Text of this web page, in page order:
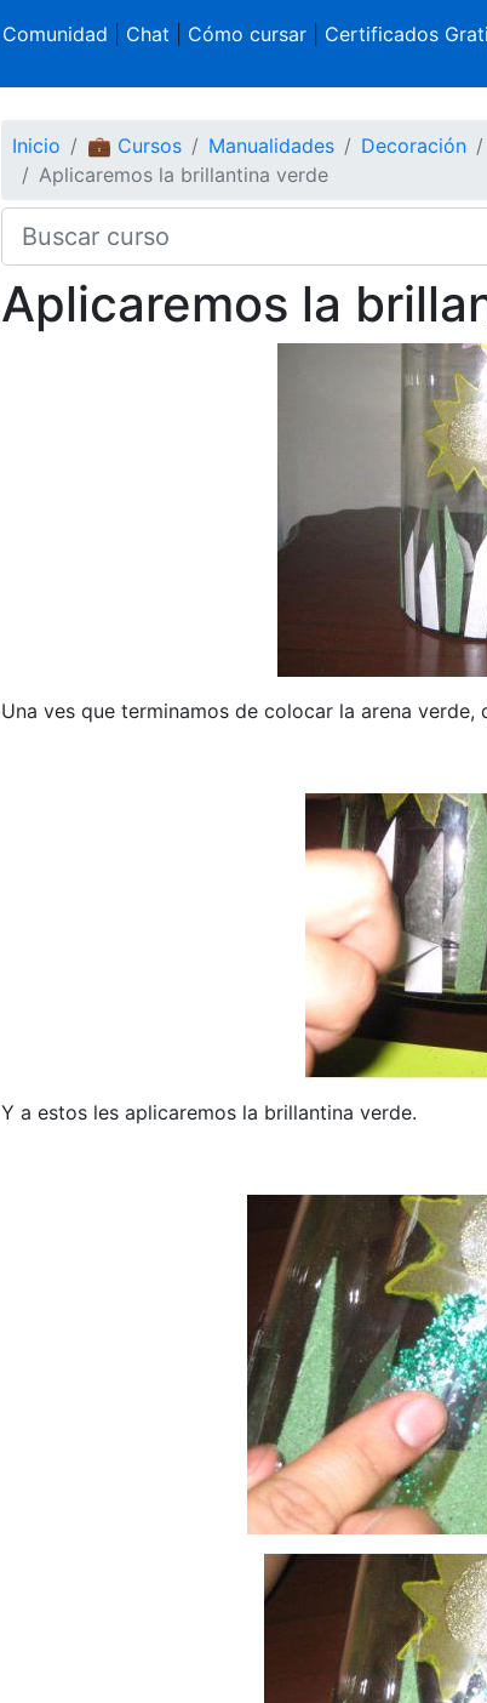
Comunidad Chat Cómo cursar| Certificados
Inicio 💼 Cursos Manualidades Decoración
Aplicaremos la brillantina verde
Aplicaremos la
Una ves que terminamos de colocar la arena
Y a estos les aplicaremos la brillantina verde.